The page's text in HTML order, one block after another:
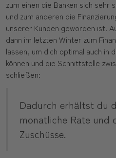
zum einen die Banken sich
und zum anderen die
unserer Kunden geworden ist.
dann im letzten Winter zum
lassen, um dich optimal auch in
können und die Schnittstelle
schließen:
Dadurch erhältst du
monatliche Rate und
Zuschüsse.